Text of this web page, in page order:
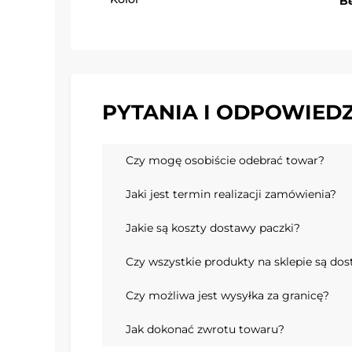
PYTANIA I
Czy mogę osobiście odebrać towar?
Jaki jest termin realizacji zamówienia?
Jakie są koszty dostawy paczki?
Czy wszystkie produkty na sklepie są
Czy możliwa jest wysyłka za granicę?
Jak dokonać zwrotu towaru?